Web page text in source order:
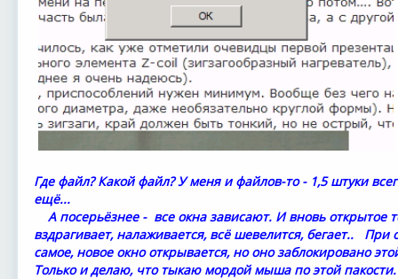
Где файл? Какой файл? У меня и файлов-то - 1,5 штуки
ещё...
А посерьёзнее - все окна зависают. И вновь открытое
вздрагивает, налаживается, всё шевелится, бегает.. При
самое, новое окно открывается, но оно заблокировано
Только и делаю, что тыкаю мордой мыша по этой пакости.